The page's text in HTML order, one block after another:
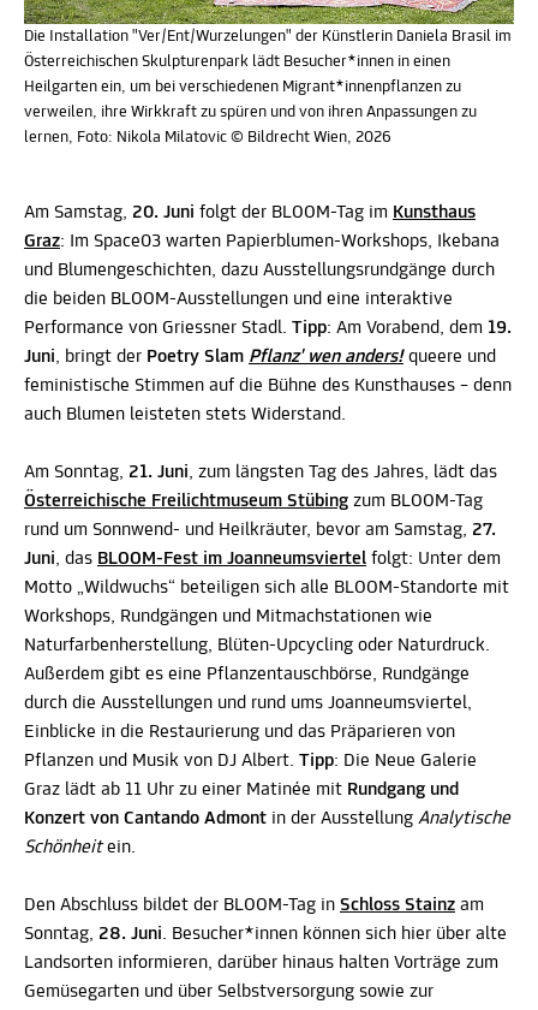
Die Installation "Ver/Ent/Wurzelungen" der Künstlerin Daniela Brasil im
Österreichischen Skulpturenpark lädt Besucher*innen in einen
Heilgarten ein, um bei verschiedenen Migrant*innenpflanzen zu
verweilen, ihre Wirkkraft zu spüren und von ihren Anpassungen zu
lernen, Foto: Nikola Milatovic © Bildrecht Wien, 2026
Am Samstag, 20. Juni folgt der BLOOM-Tag im Kunsthaus
Graz: Im Space03 warten Papierblumen-Workshops, Ikebana
und Blumengeschichten, dazu Ausstellungsrundgänge durch
die beiden BLOOM-Ausstellungen und eine interaktive
Performance von Griessner Stadl. Tipp: Am Vorabend, dem 19.
Juni, bringt der Poetry Slam Pflanz' wen anders!queere und
feministische Stimmen auf die Bühne des Kunsthauses – denn
auch Blumen leisteten stets Widerstand.
Am Sonntag, 21. Juni, zum längsten Tag des Jahres, lädt das
Österreichische Freilichtmuseum Stübing zum BLOOM-Tag
rund um Sonnwend- und Heilkräuter, bevor am Samstag, 27.
Juni, das BLOOM-Fest im Joanneumsviertel folgt: Unter dem
Motto „Wildwuchs“ beteiligen sich alle BLOOM-Standorte mit
Workshops, Rundgängen und Mitmachstationen wie
Naturfarbenherstellung, Blüten-Upcycling oder Naturdruck.
Außerdem gibt es eine Pflanzentauschbörse, Rundgänge
durch die Ausstellungen und rund ums Joanneumsviertel,
Einblicke in die Restaurierung und das Präparieren von
Pflanzen und Musik von DJ Albert. Tipp: Die Neue Galerie
Graz lädt ab 11 Uhr zu einer Matinée mit Rundgang und
Konzert von Cantando Admont in der Ausstellung Analytische
Schönheitein.
Den Abschluss bildet der BLOOM-Tag in Schloss Stainz am
Sonntag, 28. Juni. Besucher*innen können sich hier über alte
Landsorten informieren, darüber hinaus halten Vorträge zum
Gemüsegarten und über Selbstversorgung sowie zur